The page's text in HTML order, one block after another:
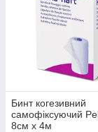
Бинт когезивний
самофіксуючий
8см х 4м